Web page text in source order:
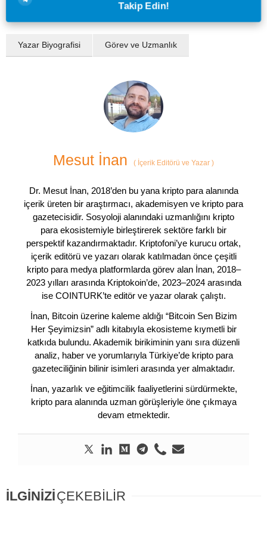
Takip Edin!
Yazar Biyografisi Görev ve Uzmanlık
Mesut İnan ( İçerik Editörü ve Yazar )
Dr. Mesut İnan, 2018’den bu yana kripto para alanında
içerik üreten bir araştırmacı, akademisyen ve kripto para
gazetecisidir. Sosyoloji alanındaki uzmanlığını kripto
para ekosistemiyle birleştirerek sektöre farklı bir
perspektif kazandırmaktadır. Kriptofoni’ye kurucu ortak,
içerik editörü ve yazarı olarak katılmadan önce çeşitli
kripto para medya platformlarda görev alan İnan, 2018–
2023 yılları arasında Kriptokoin’de, 2023–2024 arasında
ise COINTURK’te editör ve yazar olarak çalıştı.
İnan, Bitcoin üzerine kaleme aldığı “Bitcoin Sen Bizim
Her Şeyimizsin” adlı kitabıyla ekosisteme kıymetli bir
katkıda bulundu. Akademik birikiminin yanı sıra düzenli
analiz, haber ve yorumlarıyla Türkiye’de kripto para
gazeteciliğinin bilinir isimleri arasında yer almaktadır.
İnan, yazarlık ve eğitimcilik faaliyetlerini sürdürmekte,
kripto para alanında uzman görüşleriyle öne çıkmaya
devam etmektedir.
İLGİNİZİÇEKEBİLİR